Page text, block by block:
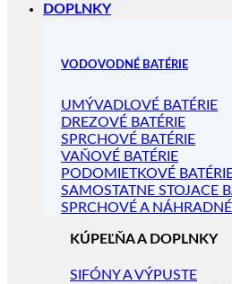
DOPLNKY
VODOVODNÉ BATÉRIE
UMÝVADLOVÉ BATÉRIE
DREZOVÉ BATÉRIE
SPRCHOVÉ BATÉRIE
VAŇOVÉ BATÉRIE
PODOMIETKOVÉ
SAMOSTATNE STOJACE
SPRCHOVÉ A
KÚPEĽŇA A DOPLNKY
SIFÓNY A VÝPUSTE